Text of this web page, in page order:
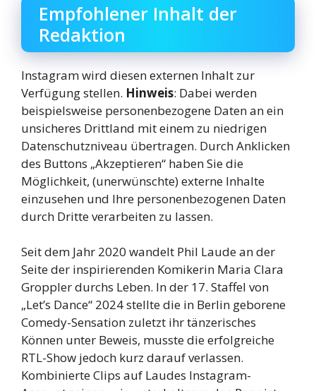
Empfohlener Inhalt der
Redaktion
Instagram wird diesen externen Inhalt zur
Verfügung stellen. Hinweis: Dabei werden
beispielsweise personenbezogene Daten an ein
unsicheres Drittland mit einem zu niedrigen
Datenschutzniveau übertragen. Durch Anklicken
des Buttons „Akzeptieren“ haben Sie die
Möglichkeit, (unerwünschte) externe Inhalte
einzusehen und Ihre personenbezogenen Daten
durch Dritte verarbeiten zu lassen.
Seit dem Jahr 2020 wandelt Phil Laude an der
Seite der inspirierenden Komikerin Maria Clara
Groppler durchs Leben. In der 17. Staffel von
„Let’s Dance“ 2024 stellte die in Berlin geborene
Comedy-Sensation zuletzt ihr tänzerisches
Können unter Beweis, musste die erfolgreiche
RTL-Show jedoch kurz darauf verlassen.
Kombinierte Clips auf Laudes Instagram-